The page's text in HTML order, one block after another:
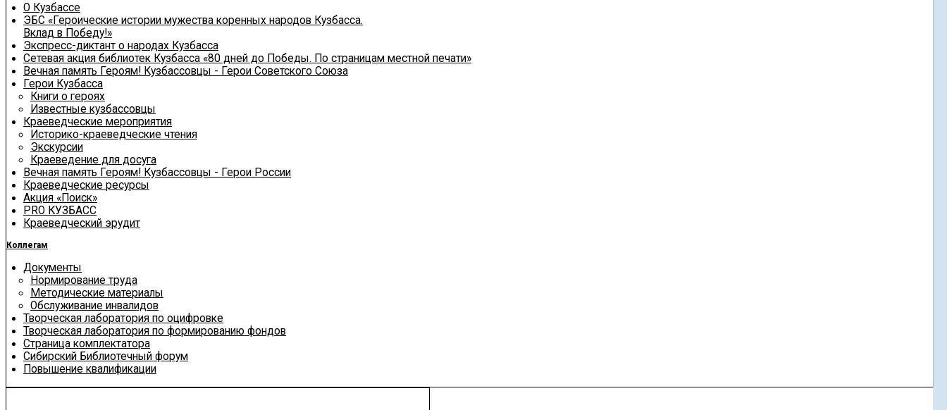
О Кузбассе
ЭБС «Героические истории мужества коренных народов Кузбасса.
Вклад в Победу!»
Экспресс-диктант о народах Кузбасса
Сетевая акция библиотек Кузбасса «80 дней до Победы. По страницам местной печати»
Вечная память Героям! Кузбассовцы - Герои Советского Союза
Герои Кузбасса
Книги о героях
Известные кузбассовцы
Краеведческие мероприятия
Историко-краеведческие чтения
Экскурсии
Краеведение для досуга
Вечная память Героям! Кузбассовцы - Герои России
Краеведческие ресурсы
Акция «Поиск»
PRO КУЗБАСС
Краеведческий эрудит
Коллегам
Документы
Нормирование труда
Методические материалы
Обслуживание инвалидов
Творческая лаборатория по оцифровке
Творческая лаборатория по формированию фондов
Страница комплектатора
Сибирский Библиотечный форум
Повышение квалификации